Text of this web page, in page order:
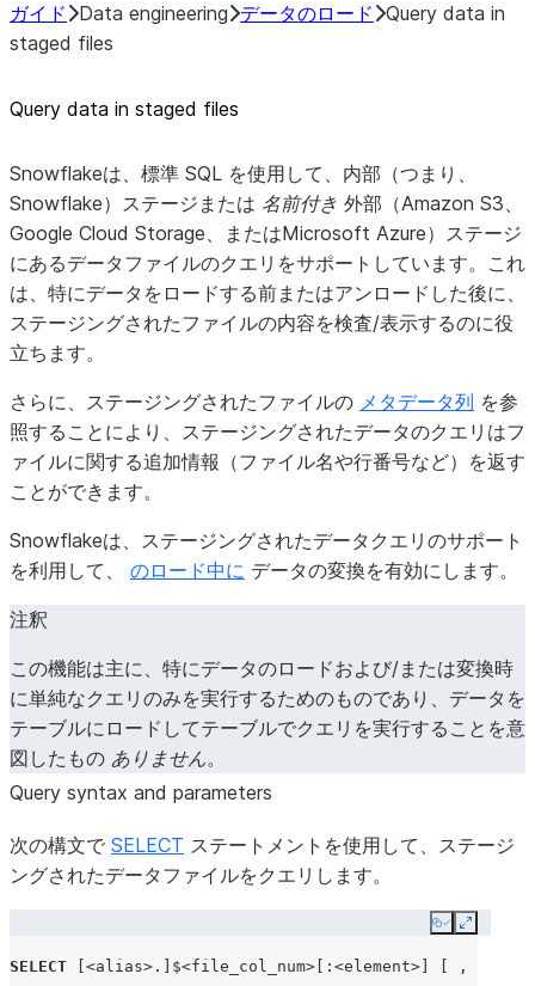
ガイド Data engineering データのロード Query data in
staged files
Query data in staged files
Snowflakeは、標準 SQL を使用して、内部（つまり、
Snowflake）ステージまたは 名前付き 外部（Amazon S3、
Google Cloud Storage、またはMicrosoft Azure）ステージ
にあるデータファイルのクエリをサポートしています。これ
は、特にデータをロードする前またはアンロードした後に、
ステージングされたファイルの内容を検査/表示するのに役
立ちます。
さらに、ステージングされたファイルの メタデータ列 を参
照することにより、ステージングされたデータのクエリはフ
ァイルに関する追加情報（ファイル名や行番号など）を返す
ことができます。
Snowflakeは、ステージングされたデータクエリのサポート
を利用して、 のロード中に データの変換を有効にします。
注釈
この機能は主に、特にデータのロードおよび/または変換時
に単純なクエリのみを実行するためのものであり、データを
テーブルにロードしてテーブルでクエリを実行することを意
図したもの ありません。
Query syntax and parameters
次の構文で SELECT ステートメントを使用して、ステージ
ングされたデータファイルをクエリします。
CopyExpand
SELECT <alias> .]$<file_col_num> [: <element> ,